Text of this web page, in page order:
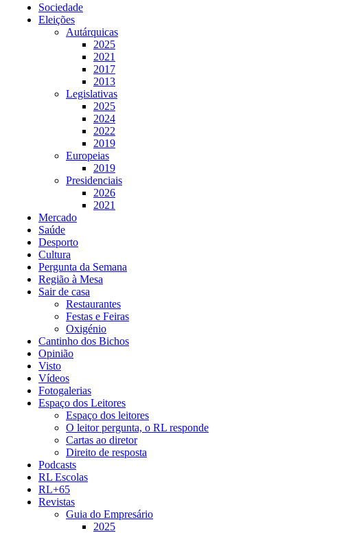
Sociedade
Eleições
Autárquicas
2025
2021
2017
2013
Legislativas
2025
2024
2022
2019
Europeias
2019
Presidenciais
2026
2021
Mercado
Saúde
Desporto
Cultura
Pergunta da Semana
Região à Mesa
Sair de casa
Restaurantes
Festas e Feiras
Oxigénio
Cantinho dos Bichos
Opinião
Visto
Vídeos
Fotogalerias
Espaço dos Leitores
Espaço dos leitores
O leitor pergunta, o RL responde
Cartas ao diretor
Direito de resposta
Podcasts
RL Escolas
RL+65
Revistas
Guia do Empresário
2025